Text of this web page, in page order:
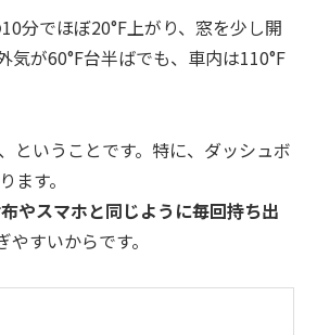
分でほぼ20°F上がり、窓を少し開
が60°F台半ばでも、車内は110°F
ということです。特に、ダッシュボ
す。
やスマホと同じように毎回持ち出
すいからです。